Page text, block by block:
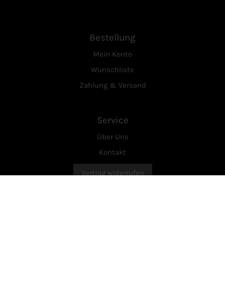
Bestellung
Mein Konto
Wunschliste
Zahlung & Versand
Service
Über Uns
Kontakt
Vertrag widerrufen